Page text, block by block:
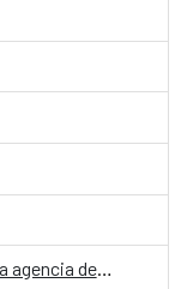
Humaquinatura. Arte, biotecnología y la agencia de nuestro entorno